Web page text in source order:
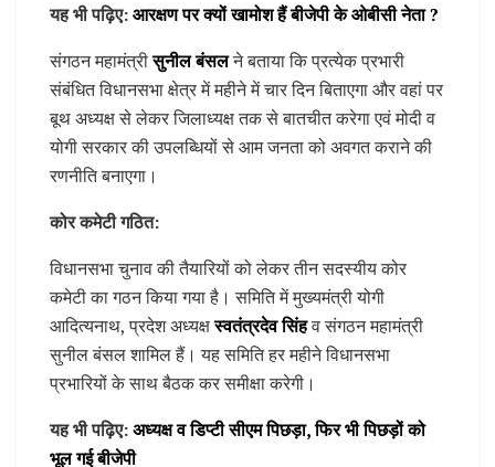
यह भी पढ़िए:आरक्षण पर क्यों खामोश हैं बीजेपी के ओबीसी नेता ?
संगठन महामंत्रीसुनील बंसलने बताया कि प्रत्येक प्रभारी
संबंधित विधानसभा क्षेत्र में महीने में चार दिन बिताएगा और वहां पर
बूथ अध्यक्ष से लेकर जिलाध्यक्ष तक से बातचीत करेगा एवं मोदी व
योगी सरकार की उपलब्धियों से आम जनता को अवगत कराने की
रणनीति बनाएगा।
कोर कमेटी गठित:
विधानसभा चुनाव की तैयारियों को लेकर तीन सदस्यीय कोर
कमेटी का गठन किया गया है। समिति में मुख्यमंत्री योगी
आदित्यनाथ, प्रदेश अध्यक्षस्वतंत्रदेव सिंहव संगठन महामंत्री
सुनील बंसल शामिल हैं। यह समिति हर महीने विधानसभा
प्रभारियों के साथ बैठक कर समीक्षा करेगी।
यह भी पढ़िए:अध्यक्ष व डिप्टी सीएम पिछड़ा, फिर भी पिछड़ों को
भूल गई बीजेपी